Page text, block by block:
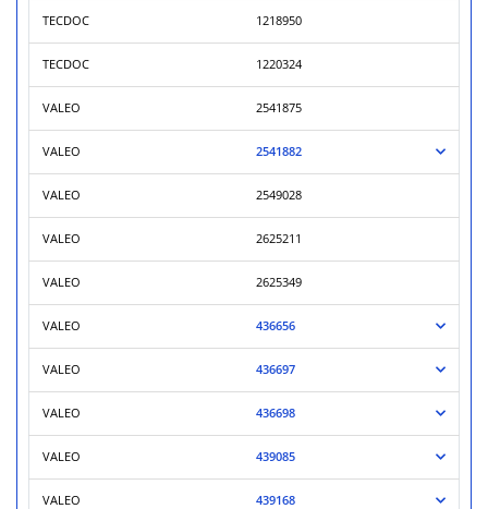
TECDOC 1218950
TECDOC 1220324
VALEO 2541875
VALEO 2541882
VALEO 2549028
VALEO 2625211
VALEO 2625349
VALEO 436656
VALEO 436697
VALEO 436698
VALEO 439085
VALEO 439168